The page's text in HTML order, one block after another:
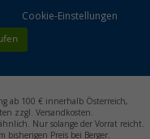
Cookie-Einstellungen
ab 100 € innerhalb Österreich,
zzgl. Versandkosten.
Nur solange der Vorrat reicht.
bisherigen Preis bei Berger.